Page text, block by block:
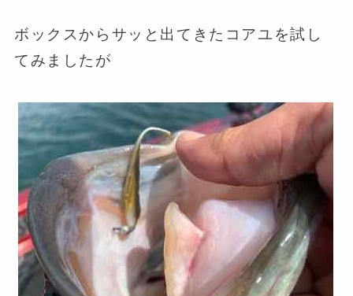
ボックスからサッと出てきたコアユを試し
てみましたが